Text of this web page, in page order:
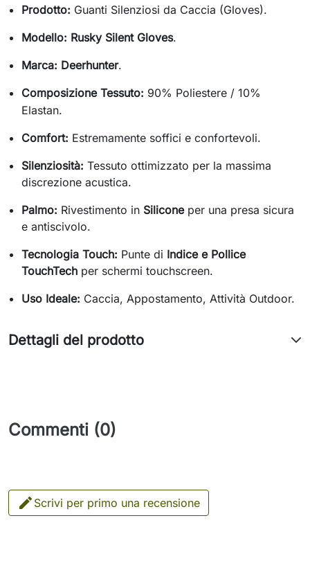
Prodotto: Guanti Silenziosi da Caccia (Gloves).
Modello: Rusky Silent Gloves.
Marca: Deerhunter.
Composizione Tessuto: 90% Poliestere /10%
Elastan.
Comfort: Estremamente soffici e confortevoli.
Silenziosità: Tessuto ottimizzato per la massima
discrezione acustica.
Palmo: Rivestimento in Siliconeper una presa sicura
e antiscivolo.
Tecnologia Touch: Punte di Indice e Pollice
TouchTech per schermi touchscreen.
Uso Ideale: Caccia, Appostamento, Attività Outdoor.
Dettagli del prodotto
Commenti (0)
 Scrivi per primo una recensione